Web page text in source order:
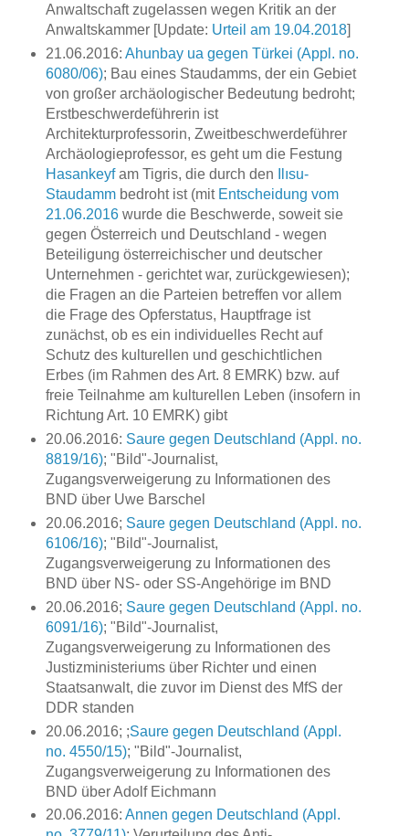
Anwaltschaft zugelassen wegen Kritik an der
Anwaltskammer [Update: Urteil am 19.04.2018]
21.06.2016: Ahunbay ua gegen Türkei (Appl. no.
6080/06); Bau eines Staudamms, der ein Gebiet
von großer archäologischer Bedeutung bedroht;
Erstbeschwerdeführerin ist
Architekturprofessorin, Zweitbeschwerdeführer
Archäologieprofessor, es geht um die Festung
Hasankeyfam Tigris, die durch den
Ilısu-
Staudammbedroht ist (mit Entscheidung vom
21.06.2016wurde die Beschwerde, soweit sie
gegen Österreich und Deutschland - wegen
Beteiligung österreichischer und deutscher
Unternehmen - gerichtet war, zurückgewiesen);
die Fragen an die Parteien betreffen vor allem
die Frage des Opferstatus, Hauptfrage ist
zunächst, ob es ein individuelles Recht auf
Schutz des kulturellen und geschichtlichen
Erbes (im Rahmen des Art. 8 EMRK) bzw. auf
freie Teilnahme am kulturellen Leben (insofern in
Richtung Art. 10 EMRK) gibt
20.06.2016: Saure gegen Deutschland (Appl. no.
8819/16); "Bild"-Journalist,
Zugangsverweigerung zu Informationen des
BND über Uwe Barschel
20.06.2016; Saure gegen Deutschland (Appl. no.
6106/16); "Bild"-Journalist,
Zugangsverweigerung zu Informationen des
BND über NS- oder SS-Angehörige im BND
20.06.2016; Saure gegen Deutschland (Appl. no.
6091/16); "Bild"-Journalist,
Zugangsverweigerung zu Informationen des
Justizministeriums über Richter und einen
Staatsanwalt, die zuvor im Dienst des MfS der
DDR standen
20.06.2016; ;Saure gegen Deutschland (Appl.
no. 4550/15); "Bild"-Journalist,
Zugangsverweigerung zu Informationen des
BND über Adolf Eichmann
20.06.2016: Annen gegen Deutschland (Appl.